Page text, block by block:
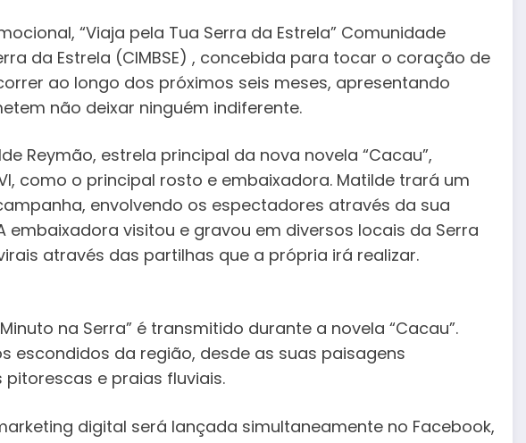
“Viaja pela Tua Serra da Estrela” Comunidade
da Estrela (CIMBSE) , concebida para tocar o coração de
ao longo dos próximos seis meses, apresentando
não deixar ninguém indiferente.
Reymão, estrela principal da nova novela “Cacau”,
como o principal rosto e embaixadora. Matilde trará um
envolvendo os espectadores através da sua
embaixadora visitou e gravou em diversos locais da Serra
através das partilhas que a própria irá realizar.
na Serra” é transmitido durante a novela “Cacau”.
escondidos da região, desde as suas paisagens
e praias fluviais.
digital será lançada simultaneamente no Facebook,